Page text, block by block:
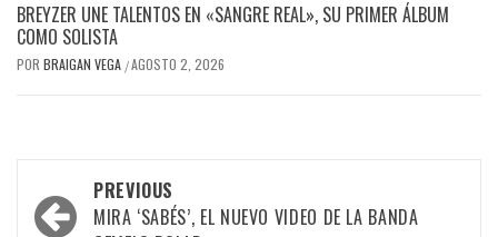
BREYZER UNE TALENTOS EN «SANGRE REAL», SU PRIMER ÁLBUM
COMO SOLISTA
POR BRAIGAN VEGA /AGOSTO 2, 2026
Post
navigation
PREVIOUS
MIRA ‘SABÉS’, EL NUEVO VIDEO DE LA BANDA